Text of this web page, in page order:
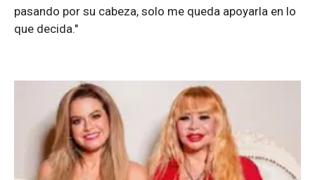
pasando por su cabeza, solo me queda apoyarla en lo
que decida."